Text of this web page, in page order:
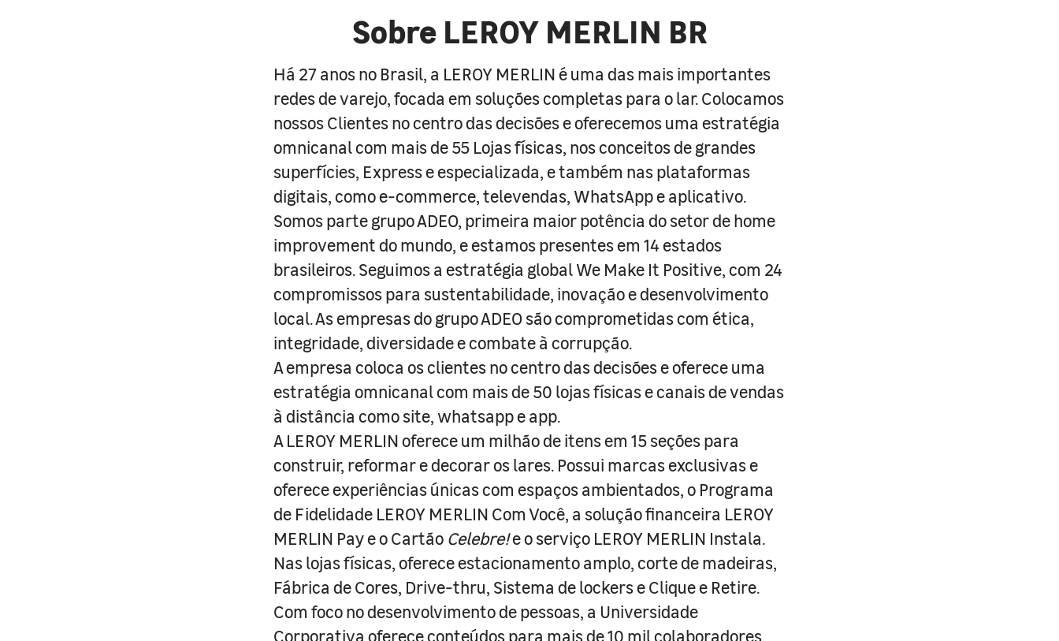
Sobre LEROY MERLIN BR
Há 27 anos no Brasil, a LEROY MERLIN é uma das mais importantes
redes de varejo, focada em soluções completas para o lar. Colocamos
nossos Clientes no centro das decisões e oferecemos uma estratégia
omnicanal com mais de 55 Lojas físicas, nos conceitos de grandes
superfícies, Express e especializada, e também nas plataformas
digitais, como e-commerce, televendas, WhatsApp e aplicativo.
Somos parte grupo ADEO, primeira maior potência do setor de home
improvement do mundo, e estamos presentes em 14 estados
brasileiros. Seguimos a estratégia global We Make It Positive, com 24
compromissos para sustentabilidade, inovação e desenvolvimento
local. As empresas do grupo ADEO são comprometidas com ética,
integridade, diversidade e combate à corrupção.
A empresa coloca os clientes no centro das decisões e oferece uma
estratégia omnicanal com mais de 50 lojas físicas e canais de vendas
à distância como site, whatsapp e app.
A LEROY MERLIN oferece um milhão de itens em 15 seções para
construir, reformar e decorar os lares. Possui marcas exclusivas e
oferece experiências únicas com espaços ambientados, o Programa
de Fidelidade LEROY MERLIN Com Você, a solução financeira LEROY
MERLIN Pay e o Cartão Celebre!e o serviço LEROY MERLIN Instala.
Nas lojas físicas, oferece estacionamento amplo, corte de madeiras,
Fábrica de Cores, Drive-thru, Sistema de lockers e Clique e Retire.
Com foco no desenvolvimento de pessoas, a Universidade
Corporativa oferece conteúdos para mais de 10 mil colaboradores.